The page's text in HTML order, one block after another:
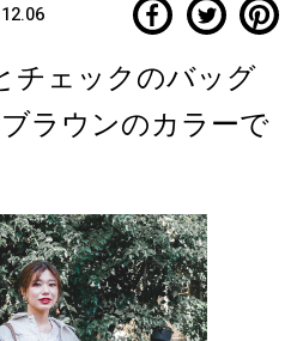
チェックのバッグ
ラウンのカラーで